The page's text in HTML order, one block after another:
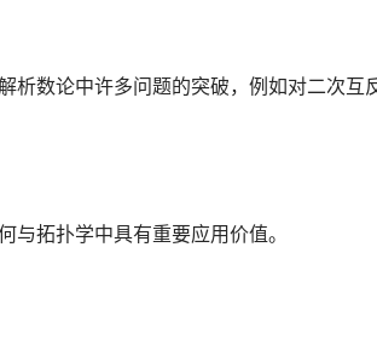
数论中许多问题的突破，例如对二次互
拓扑学中具有重要应用价值。